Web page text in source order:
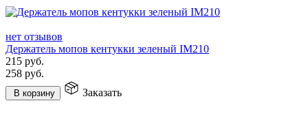
нет отзывов
Держатель мопов кентукки зеленый IM210
215 руб.
258 руб.
В корзину Заказать